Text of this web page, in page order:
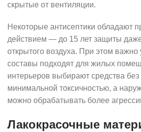
скрытые от вентиляции.
Некоторые антисептики обладают
действием — до 15 лет защиты
открытого воздуха. При этом важно
составы подходят для жилых
интерьеров выбирают средства без
минимальной токсичностью, а
можно обрабатывать более
Лакокрасочные